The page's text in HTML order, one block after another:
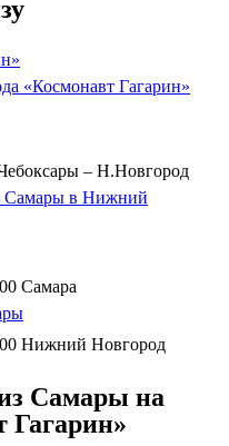
«Космонавт Гагарин»
– Н.Новгород
Самары в Нижний
Самара
Нижний Новгород
Самары на
Гагарин»